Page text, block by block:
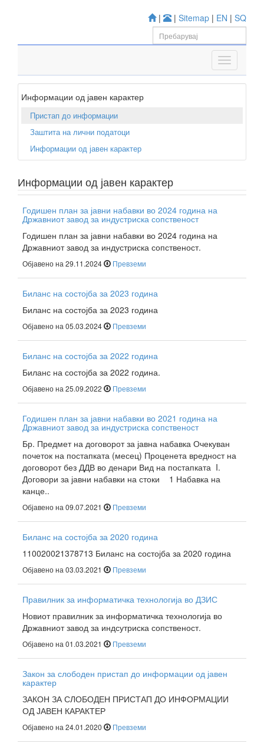
| | Sitemap | EN | SQ
Информации од јавен карактер
Пристап до информации
Заштита на лични податоци
Информации од јавен карактер
Информации од јавен карактер
Годишен план за јавни набавки во 2024 година на
Државниот завод за индустриска сопственост
Годишен план за јавни набавки во 2024 година на
Државниот завод за индустриска сопственост.
Објавено на 29.11.2024 Превземи
Биланс на состојба за 2023 година
Биланс на состојба за 2023 година
Објавено на 05.03.2024 Превземи
Биланс на состојба за 2022 година
Биланс на состојба за 2022 година.
Објавено на 25.09.2022 Превземи
Годишен план за јавни набавки во 2021 година на
Државниот завод за индустриска сопственост
Бр. Предмет на договорот за јавна набавка Очекуван
почеток на постапката (месец) Проценета вредност на
договорот без ДДВ во денари Вид на постапката I.
Договори за јавни набавки на стоки 1 Набавка на
канце..
Објавено на 09.07.2021 Превземи
Биланс на состојба за 2020 година
110020021378713 Биланс на состојба за 2020 година
Објавено на 03.03.2021 Превземи
Правилник за информатичка технологија во ДЗИС
Новиот правилник за информатичка технологија во
Државниот завод за индсутриска сопственост.
Објавено на 01.03.2021 Превземи
Закон за слободен пристап до информации од јавен
карактер
ЗАКОН ЗА СЛОБОДЕН ПРИСТАП ДО ИНФОРМАЦИИ
ОД ЈАВЕН КАРАКТЕР
Објавено на 24.01.2020 Превземи